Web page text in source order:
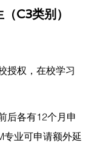
C3类别）
授权，在校学习
后各有12个月申
专业可申请额外延